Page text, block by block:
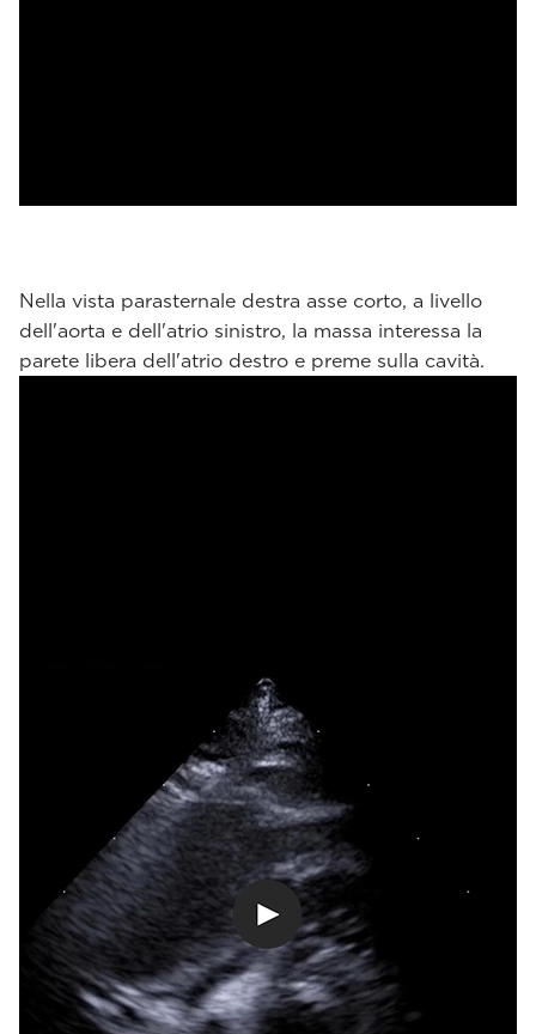
Nella vista parasternale destra asse corto, a livello
dell'aorta e dell'atrio sinistro, la massa interessa la
parete libera dell'atrio destro e preme sulla cavità.